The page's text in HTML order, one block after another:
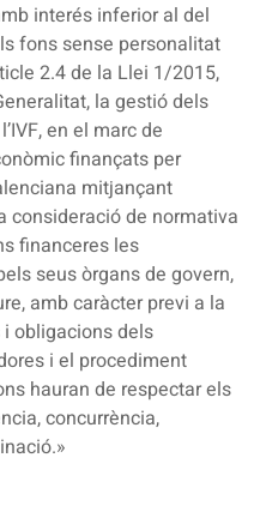
interés inferior al del
fons sense personalitat
2.4 de la Llei 1/2015,
la gestió dels
en el marc de
finançats per
mitjançant
consideració de normativa
financeres les
seus òrgans de govern,
amb caràcter previ a la
obligacions dels
i el procediment
hauran de respectar els
concurrència,